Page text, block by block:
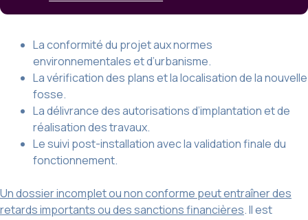
La conformité du projet aux normes
environnementales et d’urbanisme.
La vérification des plans et la localisation de la nouvelle
fosse.
La délivrance des autorisations d’implantation et de
réalisation des travaux.
Le suivi post-installation avec la validation finale du
fonctionnement.
Un dossier incomplet ou non conforme peut entraîner des
retards importants ou des sanctions financières. Il est